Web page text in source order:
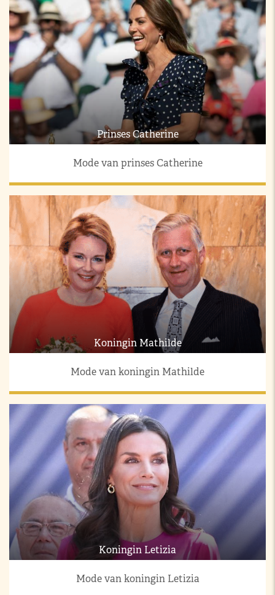
Prinses Catherine
Mode van prinses Catherine
Koningin Mathilde
Mode van koningin Mathilde
Koningin Letizia
Mode van koningin Letizia